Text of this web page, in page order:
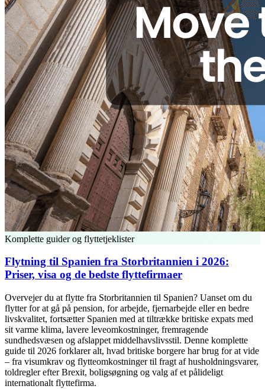
Komplette guider og flyttetjeklister
Flytning til Spanien fra Storbritannien i 2026:
Priser, visa og de bedste flyttefirmaer
Overvejer du at flytte fra Storbritannien til Spanien? Uanset om du
flytter for at gå på pension, for arbejde, fjernarbejde eller en bedre
livskvalitet, fortsætter Spanien med at tiltrække britiske expats med
sit varme klima, lavere leveomkostninger, fremragende
sundhedsvæsen og afslappet middelhavslivsstil. Denne komplette
guide til 2026 forklarer alt, hvad britiske borgere har brug for at vide
– fra visumkrav og flytteomkostninger til fragt af husholdningsvarer,
toldregler efter Brexit, boligsøgning og valg af et pålideligt
internationalt flyttefirma.